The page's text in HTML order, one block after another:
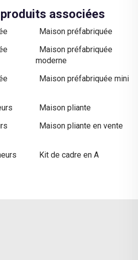
associées
Maison préfabriquée
Maison préfabriquée
moderne
Maison préfabriquée mini
Maison pliante
Maison pliante en vente
Kit de cadre en A